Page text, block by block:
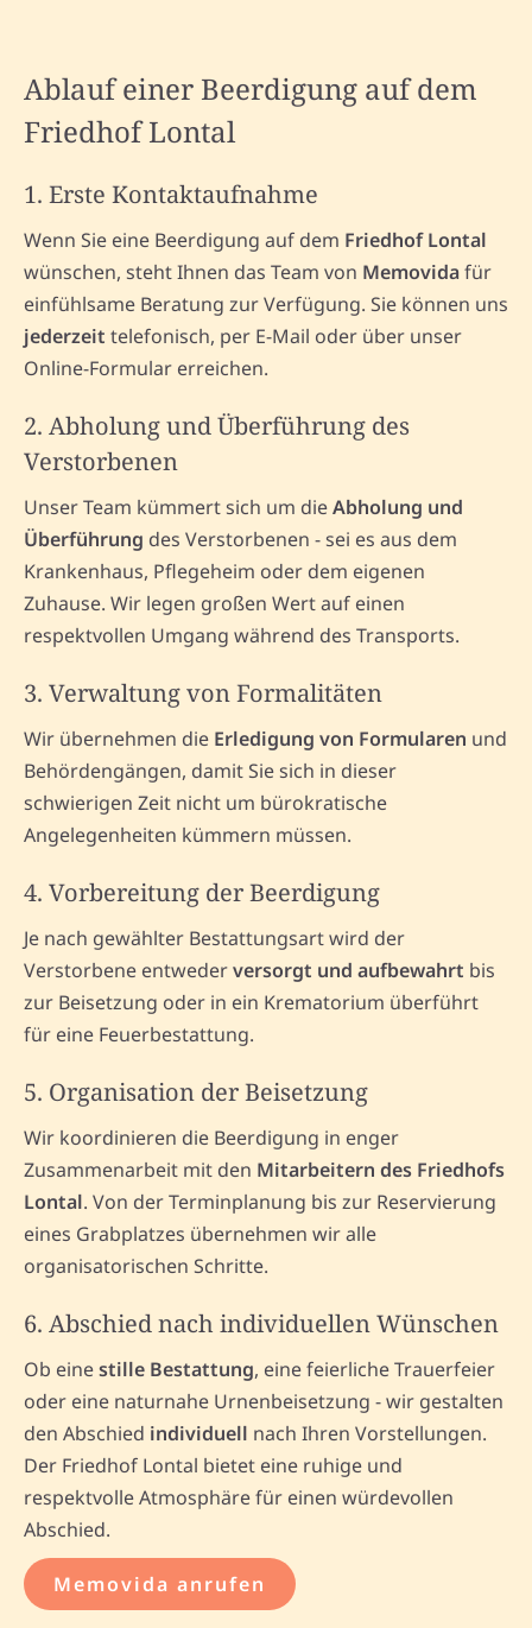
Ablauf einer Beerdigung auf dem
Friedhof Lontal
1. Erste Kontaktaufnahme
Wenn Sie eine Beerdigung auf dem Friedhof Lontal
wünschen, steht Ihnen das Team von Memovidafür
einfühlsame Beratung zur Verfügung. Sie können uns
jederzeit telefonisch, per E-Mail oder über unser
Online-Formular erreichen.
2. Abholung und Überführung des
Verstorbenen
Unser Team kümmert sich um dieAbholung und
Überführung des Verstorbenen - sei es aus dem
Krankenhaus, Pflegeheim oder dem eigenen
Zuhause. Wir legen großen Wert auf einen
respektvollen Umgang während des Transports.
3. Verwaltung von Formalitäten
Wir übernehmen die Erledigung von Formularen und
Behördengängen, damit Sie sich in dieser
schwierigen Zeit nicht um bürokratische
Angelegenheiten kümmern müssen.
4. Vorbereitung der Beerdigung
Je nach gewählter Bestattungsart wird der
Verstorbene entwederversorgt und aufbewahrt bis
zur Beisetzung oder in ein Krematorium überführt
für eine Feuerbestattung.
5. Organisation der Beisetzung
Wir koordinieren die Beerdigung in enger
Zusammenarbeit mit den Mitarbeitern des Friedhofs
Lontal. Von der Terminplanung bis zur Reservierung
eines Grabplatzes übernehmen wir alle
organisatorischen Schritte.
6. Abschied nach individuellen Wünschen
Ob einestille Bestattung, eine feierliche Trauerfeier
oder eine naturnahe Urnenbeisetzung - wir gestalten
den Abschied individuell nach Ihren Vorstellungen.
Der Friedhof Lontal bietet eine ruhige und
respektvolle Atmosphäre für einen würdevollen
Abschied.
Memovida anrufen